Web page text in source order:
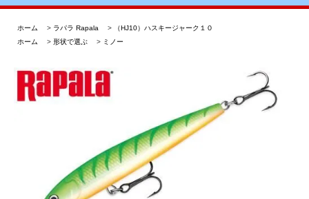
ホーム > ラパラ Rapala >
（HJ10）ハスキージャーク１０
ホーム
> 形状で選ぶ > ミノー